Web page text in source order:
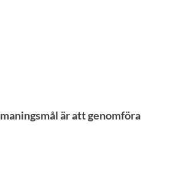
är att genomföra